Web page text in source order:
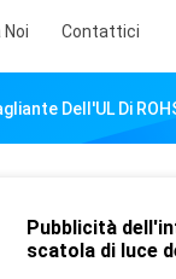
Noi Contattici
Dell'UL Di
Pubblicità
scatola di luce